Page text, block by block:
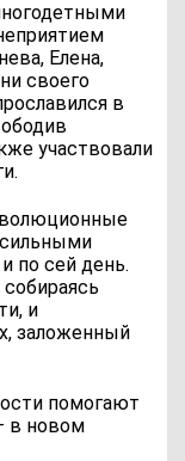
Елена,
своего
в
участвовали
по сей день.
и
заложенный
помогают
в новом